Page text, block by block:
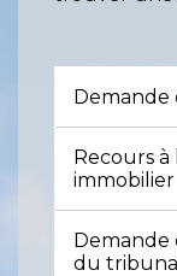
Demande
Recours
immobilier
Demande
du tribunal